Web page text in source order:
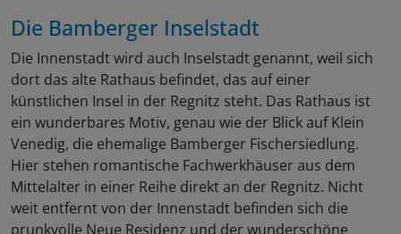
Die Bamberger Inselstadt
Die Innenstadt wird auch Inselstadt genannt, weil sich
dort das alte Rathaus befindet, das auf einer
künstlichen Insel in der Regnitz steht. Das Rathaus ist
ein wunderbares Motiv, genau wie der Blick auf Klein
Venedig, die ehemalige Bamberger Fischersiedlung.
Hier stehen romantische Fachwerkhäuser aus dem
Mittelalter in einer Reihe direkt an der Regnitz. Nicht
weit entfernt von der Innenstadt befinden sich die
prunkvolle Neue Residenz und der wunderschöne